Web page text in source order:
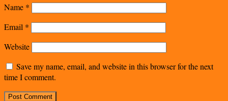
Name *
Email *
Website
Save my name, email, and website in this browser for the next
time I comment.